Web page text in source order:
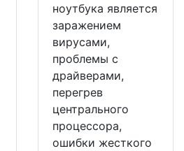
ноутбука является
заражением
вирусами,
проблемы с
драйверами,
перегрев
центрального
процессора,
ошибки жесткого